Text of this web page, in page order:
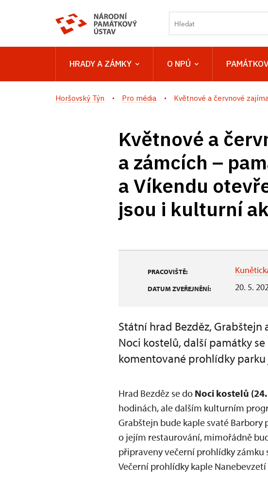
HRADY A ZÁMKY O NPÚ
Horšovský Týn Pro média Květnové a červnové
Květnové a
a zámcích –
a Víkendu
jsou i kulturní
PRACOVIŠTĚ:
DATUM ZVEŘEJNĚNÍ: 20. 5.
Státní hrad Bezděz,
Noci kostelů, další památky
komentované prohlídky
Hrad Bezděz se do Noci kostelů (24.
hodinách, ale dalším kulturním
Grabštejn bude kaple svaté
o jejím restaurování, mimořádně
připraveny večerní prohlídky
Večerní prohlídky kaple